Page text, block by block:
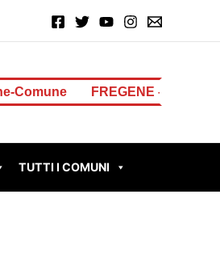
FREGENE – Accoltella il
TUTTI I COMUNI